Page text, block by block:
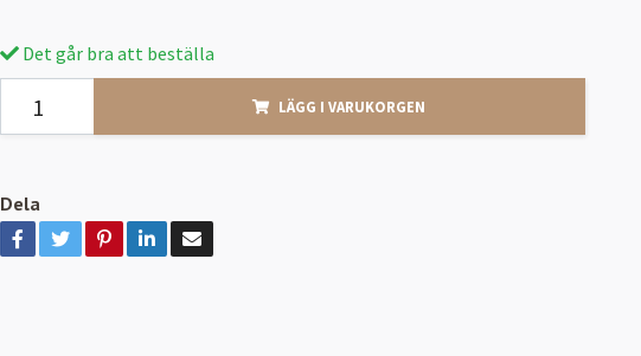
Det går bra att beställa
LÄGG I VARUKORGEN
Dela